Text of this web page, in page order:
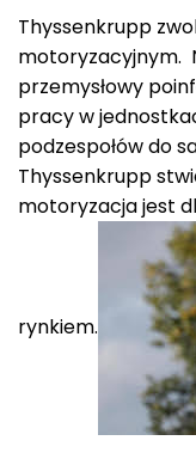
Thyssenkrupp
motoryzacyjnym.
przemysłowy
pracy w
podzespołów do
Thyssenkrupp
motoryzacja jest
rynkiem.